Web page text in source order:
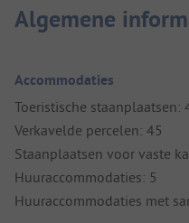
Algemene
Accommodaties
Toeristische staanplaatsen:
Verkavelde percelen: 45
Staanplaatsen voor vaste
Huuraccommodaties: 5
Huuraccommodaties met